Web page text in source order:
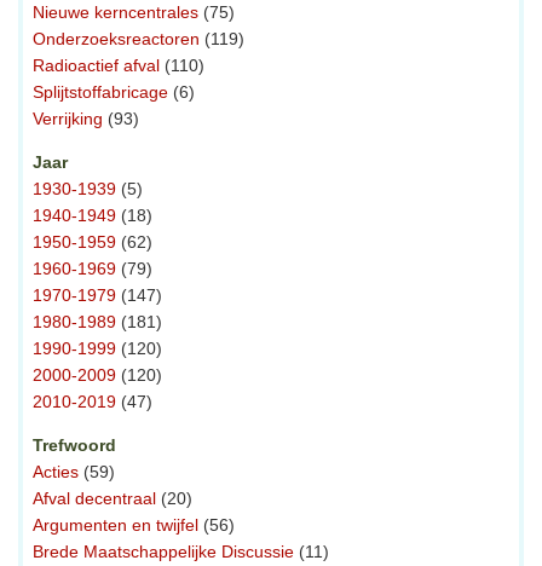
Nieuwe kerncentrales (75)
Onderzoeksreactoren (119)
Radioactief afval (110)
Splijtstoffabricage (6)
Verrijking (93)
Jaar
1930-1939 (5)
1940-1949 (18)
1950-1959 (62)
1960-1969 (79)
1970-1979 (147)
1980-1989 (181)
1990-1999 (120)
2000-2009 (120)
2010-2019 (47)
Trefwoord
Acties (59)
Afval decentraal (20)
Argumenten en twijfel (56)
Brede Maatschappelijke Discussie (11)